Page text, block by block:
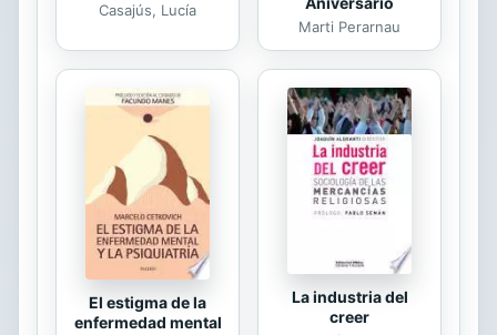
Casajús, Lucía
Marti Perarnau
El estigma de la
enfermedad mental
La industria del
creer